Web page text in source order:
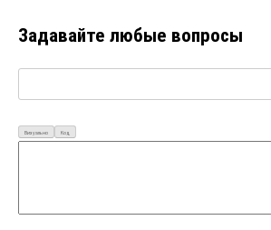
Задавайте любые вопросы
Визуально Код